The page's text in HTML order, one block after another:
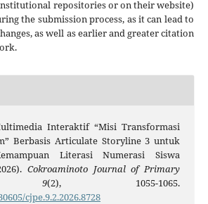
repositories or on their website)
the submission process, as it can lead to
as well as earlier and greater citation
Interaktif “Misi Transformasi
Berbasis Articulate Storyline 3 untuk
Literasi Numerasi Siswa
Cokroaminoto Journal of Primary
9(2), 1055-1065.
cjpe.9.2.2026.8728